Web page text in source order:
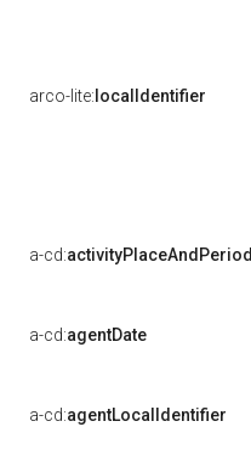
arco-lite: localIdentifier
a-cd:activityPlaceAndPeriod
a-cd:agentDate
a-cd:agentLocalIdentifier